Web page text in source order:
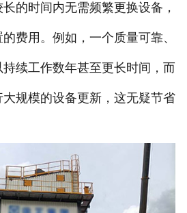
的时间内无需频繁更换设备，
费用。例如，一个质量可靠、
续工作数年甚至更长时间，而
规模的设备更新，这无疑节省